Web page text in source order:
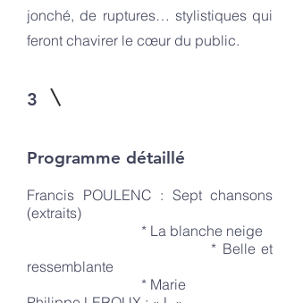
jonché, de ruptures… stylistiques qui
feront chavirer le cœur du public.
3
Programme détaillé
Francis POULENC : Sept chansons
(extraits)
* La blanche neige
* Belle et
ressemblante
* Marie